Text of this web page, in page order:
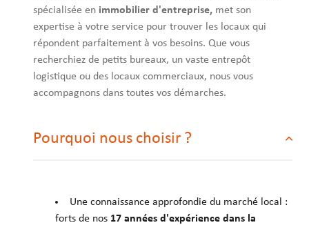
spécialisée en immobilier d'entreprise, met son
expertise à votre service pour trouver les locaux qui
répondent parfaitement à vos besoins. Que vous
recherchiez de petits bureaux, un vaste entrepôt
logistique ou des locaux commerciaux, nous vous
accompagnons dans toutes vos démarches.
Pourquoi nous choisir ?
Une connaissance approfondie du marché local :
forts de nos 17 années d'expérience dans la